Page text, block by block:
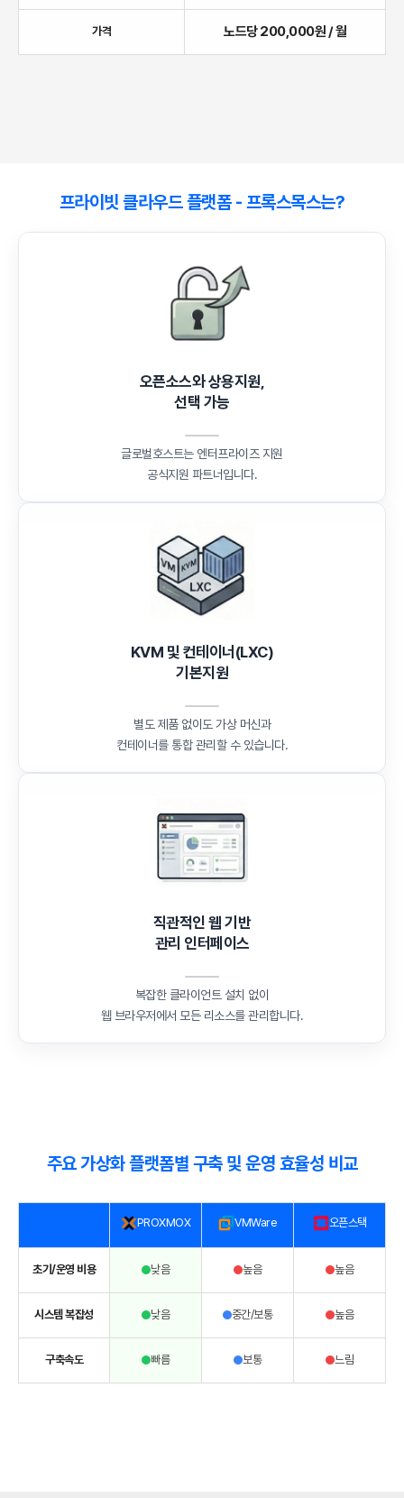
가격 노드당 200,000원 / 월
프라이빗 클라우드 플랫폼 - 프록스목스는?
오픈소스와 상용지원,
선택 가능
글로벌호스트는 엔터프라이즈 지원
공식지원 파트너입니다.
KVM 및 컨테이너(LXC)
기본지원
별도 제품 없이도 가상 머신과
컨테이너를 통합 관리할 수 있습니다.
직관적인 웹 기반
관리 인터페이스
복잡한 클라이언트 설치 없이
웹 브라우저에서 모든 리소스를 관리합니다.
주요 가상화 플랫폼별 구축 및 운영 효율성 비교
PROXMOX VMWare 오픈스택
초기/운영 비용 낮음 높음 높음
시스템 복잡성 낮음 중간/보통 높음
구축속도 빠름 보통 느림